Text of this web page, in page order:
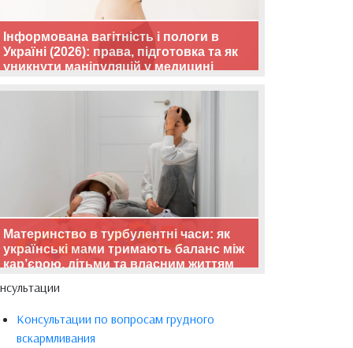
Інформована вагітність і пологи в
Україні (2026): права, підготовка та як
уникнути маніпуляцій у медицині
Материнство в турбулентні часи: як
українські мами тримають баланс між
кар’єрою, дітьми та власним життям
Консультации по вопросам грудного
вскармливания